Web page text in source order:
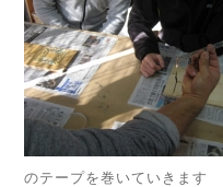
のテープを巻いていきます